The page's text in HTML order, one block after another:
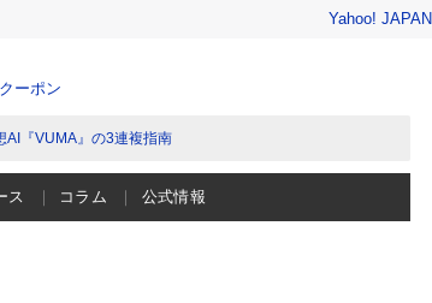
Yahoo! JAPAN
ーポン
AI『VUMA』の3連複指南
ス コラム 公式情報